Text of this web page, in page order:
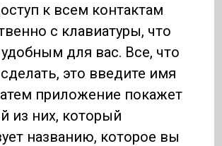
к всем контактам
с клавиатуры, что
для вас. Все, что
это введите имя
приложение покажет
из них, который
названию, которое вы